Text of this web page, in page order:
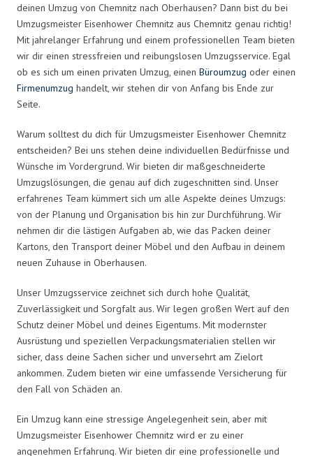
deinen Umzug von Chemnitz nach Oberhausen? Dann bist du bei
Umzugsmeister Eisenhower Chemnitz aus Chemnitz genau richtig!
Mit jahrelanger Erfahrung und einem professionellen Team bieten
wir dir einen stressfreien und reibungslosen Umzugsservice. Egal
ob es sich um einen privaten Umzug, einen Büroumzug oder einen
Firmenumzug handelt, wir stehen dir von Anfang bis Ende zur
Seite.
Warum solltest du dich für Umzugsmeister Eisenhower Chemnitz
entscheiden? Bei uns stehen deine individuellen Bedürfnisse und
Wünsche im Vordergrund. Wir bieten dir maßgeschneiderte
Umzugslösungen, die genau auf dich zugeschnitten sind. Unser
erfahrenes Team kümmert sich um alle Aspekte deines Umzugs:
von der Planung und Organisation bis hin zur Durchführung. Wir
nehmen dir die lästigen Aufgaben ab, wie das Packen deiner
Kartons, den Transport deiner Möbel und den Aufbau in deinem
neuen Zuhause in Oberhausen.
Unser Umzugsservice zeichnet sich durch hohe Qualität,
Zuverlässigkeit und Sorgfalt aus. Wir legen großen Wert auf den
Schutz deiner Möbel und deines Eigentums. Mit modernster
Ausrüstung und speziellen Verpackungsmaterialien stellen wir
sicher, dass deine Sachen sicher und unversehrt am Zielort
ankommen. Zudem bieten wir eine umfassende Versicherung für
den Fall von Schäden an.
Ein Umzug kann eine stressige Angelegenheit sein, aber mit
Umzugsmeister Eisenhower Chemnitz wird er zu einer
angenehmen Erfahrung. Wir bieten dir eine professionelle und